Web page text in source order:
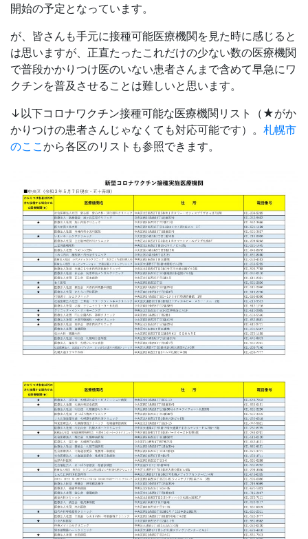
開始の予定となっています。
が、皆さんも手元に接種可能医療機関を見た時に感じると
は思いますが、正直たったこれだけの少ない数の医療機関
で普段かかりつけ医のいない患者さんまで含めて早急にワ
クチンを普及させることは難しいと思います。
↓以下コロナワクチン接種可能な医療機関リスト（★がか
かりつけの患者さんじゃなくても対応可能です）。 札幌市
のここ から各区のリストも参照できます。